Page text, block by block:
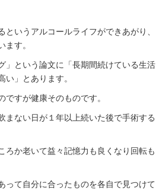
いうアルコールライフができあがり、
ます。
」という論文に「長期間続けている生活
」とあります。
すが健康そのものです。
まない日が１年以上続いた後で手術する
ろか老いて益々記憶力も良くなり回転も
って自分に合ったものを各自で見つけて